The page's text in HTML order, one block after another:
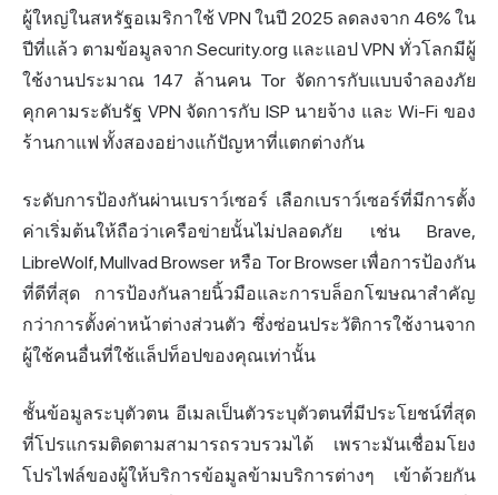
ผู้ใหญ่ในสหรัฐอเมริกาใช้ VPN ในปี 2025 ลดลงจาก 46% ใน
ปีที่แล้ว ตามข้อมูลจาก Security.org และแอป VPN ทั่วโลกมีผู้
ใช้งานประมาณ 147 ล้านคน Tor จัดการกับแบบจำลองภัย
คุกคามระดับรัฐ VPN จัดการกับ ISP นายจ้าง และ Wi-Fi ของ
ร้านกาแฟ ทั้งสองอย่างแก้ปัญหาที่แตกต่างกัน
ระดับการป้องกันผ่านเบราว์เซอร์ เลือกเบราว์เซอร์ที่มีการตั้ง
ค่าเริ่มต้นให้ถือว่าเครือข่ายนั้นไม่ปลอดภัย เช่น Brave,
LibreWolf,Mullvad Browser หรือ Tor Browser เพื่อการป้องกัน
ที่ดีที่สุด การป้องกันลายนิ้วมือและการบล็อกโฆษณาสำคัญ
กว่าการตั้งค่าหน้าต่างส่วนตัว ซึ่งซ่อนประวัติการใช้งานจาก
ผู้ใช้คนอื่นที่ใช้แล็ปท็อปของคุณเท่านั้น
ชั้นข้อมูลระบุตัวตน อีเมลเป็นตัวระบุตัวตนที่มีประโยชน์ที่สุด
ที่โปรแกรมติดตามสามารถรวบรวมได้ เพราะมันเชื่อมโยง
โปรไฟล์ของผู้ให้บริการข้อมูลข้ามบริการต่างๆ เข้าด้วยกัน